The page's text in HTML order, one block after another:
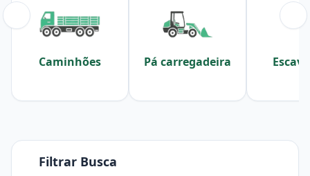
Caminhões Pá carregadeira
Filtrar Busca